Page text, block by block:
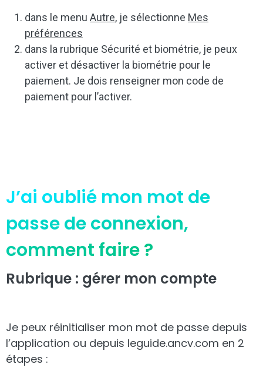
dans le menu Autre, je sélectionne Mes
préférences
dans la rubrique Sécurité et biométrie, je peux
activer et désactiver la biométrie pour le
paiement. Je dois renseigner mon code de
paiement pour l’activer.
J’ai oublié mon mot de
passe de connexion,
comment faire ?
Rubrique : gérer mon compte
Je peux réinitialiser mon mot de passe depuis
l’application ou depuis leguide.ancv.com en 2
étapes :